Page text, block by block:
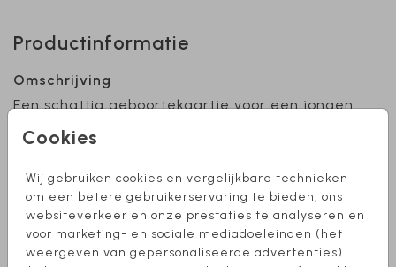
Cookies
Wij gebruiken cookies en vergelijkbare technieken
om een betere gebruikerservaring te bieden, ons
websiteverkeer en onze prestaties te analyseren en
voor marketing- en sociale mediadoeleinden (het
weergeven van gepersonaliseerde advertenties).
Productinformatie
Omschrijving
Een schattig geboortekaartje voor een jongen
met herfstkrans. Je kunt zelf optioneel
goudfolie of een andere kleur folie toevoegen.
Wil je dit ontwerp graag als enkel kaartje of
liever een ander formaat? Stuur mij een
berichtje, ik help je graag!
Toon meer
Collectie